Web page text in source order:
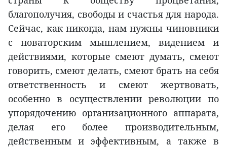
благополучия, свободы и счастья для народа.
Сейчас, как никогда, нам нужны чиновники
с новаторским мышлением, видением и
действиями, которые смеют думать, смеют
говорить, смеют делать, смеют брать на себя
ответственность и смеют жертвовать,
особенно в осуществлении революции по
упорядочению организационного аппарата,
делая его более производительным,
действенным и эффективным, а также в